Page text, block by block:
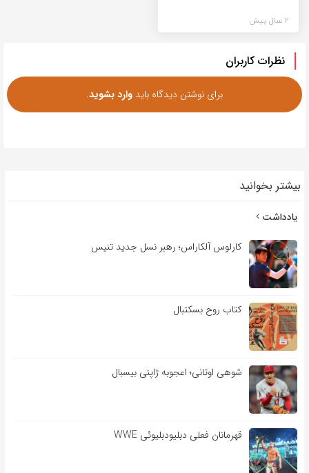
2 سال پیش
نظرات کاربران
برای نوشتن دیدگاه باید وارد بشوید.
بیشتر بخوانید
یادداشت
کارلوس آلکاراس؛ رهبر نسل جدید تنیس
کتاب روح بسکتبال
شوهی اوتانی؛ اعجوبه ژاپنی بیسبال
قهرمانان فعلی دبلیودبلیوئی WWE